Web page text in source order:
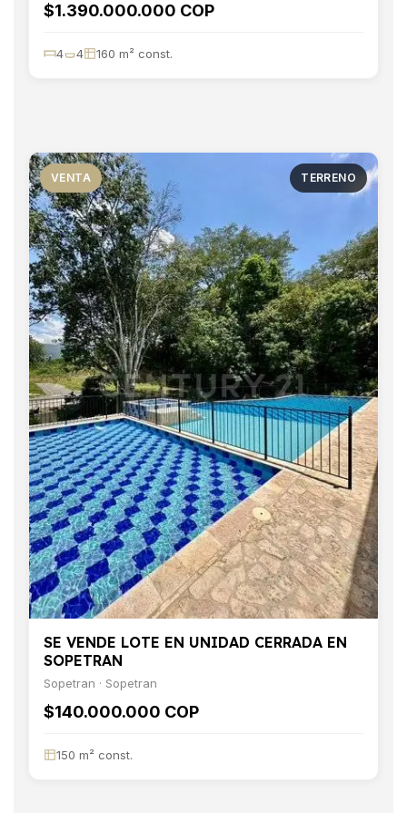
$1.390.000.000 COP
4 4 160 m² const.
VENTA TERRENO
SE VENDE LOTE EN UNIDAD CERRADA EN
SOPETRAN
Sopetran · Sopetran
$140.000.000 COP
150 m² const.